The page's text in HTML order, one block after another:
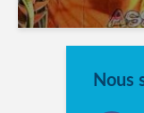
Nous